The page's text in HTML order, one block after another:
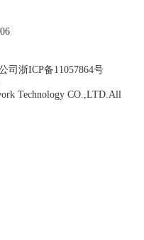
司 浙ICP备11057864号
Technology CO.,LTD.All